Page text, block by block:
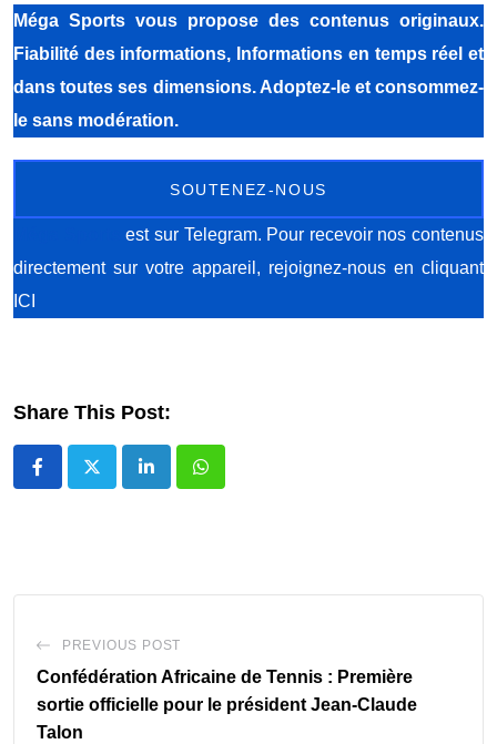
Méga Sports vous propose des contenus originaux.
Fiabilité des informations, Informations en temps réel et
dans toutes ses dimensions. Adoptez-le et consommez-
le sans modération.
SOUTENEZ-NOUS
est sur Telegram. Pour recevoir nos contenus
directement sur votre appareil, rejoignez-nous en cliquant
ICI
Share This Post:
LinkedIn Whatsapp
PREVIOUS POST
Confédération Africaine de Tennis : Première
sortie officielle pour le président Jean-Claude
Talon